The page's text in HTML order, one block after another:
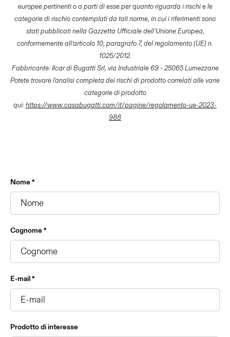
europee pertinenti o a parti di esse per quanto riguarda i rischi e le
categorie di rischio contemplati da tali norme, in cui i riferimenti sono
stati pubblicati nella Gazzetta Ufficiale dell’Unione Europea,
conformemente all’articolo 10, paragrafo 7, del regolamento (UE) n.
1025/2012.
Fabbricante: Ilcar di Bugatti Srl, via Industriale 69 - 25065 Lumezzane
Potete trovare l'analisi completa dei rischi di prodotto correlati alle varie
categorie di prodotto
qui:https://www.casabugatti.com/it/pagine/regolamento-ue-2023-
988
Nome *
Cognome *
E-mail *
Prodotto di interesse